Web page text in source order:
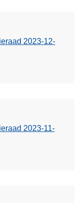
2023-12-
2023-11-